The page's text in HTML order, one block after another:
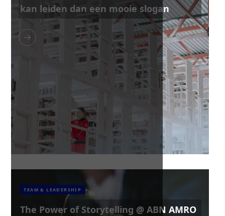
kan leiden dan een mooie slogan
TEAM & LEADERSHIP
The Power of Storytelling @ ABN AMRO